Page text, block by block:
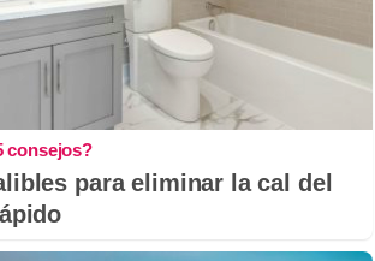
consejos?
para eliminar la cal del